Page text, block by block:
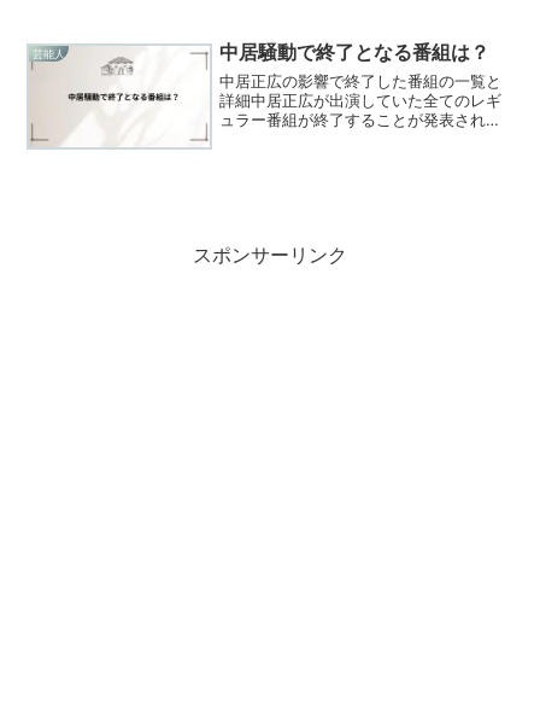
芸能人 中居騒動で終了となる番組は？
中居正広の影響で終了した番組の一覧と
詳細中居正広が出演していた全てのレギ
ュラー番組が終了することが発表されま
スポンサーリンク